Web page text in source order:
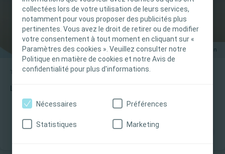
collectées lors de votre utilisation de leurs services,
notamment pour vous proposer des publicités plus
pertinentes. Vous avez le droit de retirer ou de modifier
votre consentement à tout moment en cliquant sur «
Paramètres des cookies ». Veuillez consulter notre
Politique en matière de cookies et notre Avis de
confidentialité pour plus d'informations.
Nécessaires Préférences
Statistiques Marketing
dans le Code de la santé publique français. Le
contenu du site est destiné à l’information et
l’éducation et peut ne pas être adapté à toutes
les juridictions. Coloplast ne fournit pas de
conseils médicaux. Le professionnel de santé est
seul responsable du choix du traitement pour les
les instructions d'utilisation, contre-indications,
consulter le mode d'emploi (IFU) du produit avant
Troubles colorectaux Guide d’utilisation
1.09 min
L'irrigation transanale avec Peristeen